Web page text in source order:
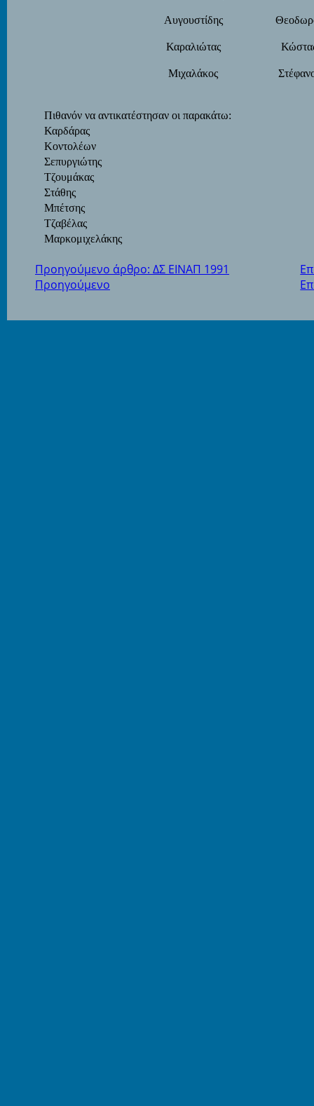
Αυγουστίδης
Καραλιώτας
Μιχαλάκος
Πιθανόν να αντικατέστησαν οι παρακάτω:
Καρδάρας
Κοντολέων
Σεπυργιώτης
Τζουμάκας
Στάθης
Μπέτσης
Τζαβέλας
Μαρκομιχελάκης
Προηγούμενο άρθρο: ΔΣ ΕΙΝΑΠ 1991
Προηγούμενο